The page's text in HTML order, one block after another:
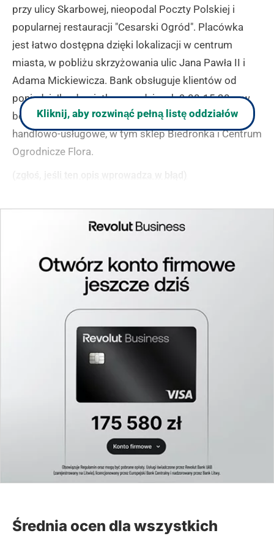
przy ulicy Skarbowej, nieopodal Poczty Polskiej i
popularnej restauracji "Cesarski Ogród". Placówka
jest łatwo dostępna dzięki lokalizacji w centrum
miasta, w pobliżu skrzyżowania ulic Jana Pawła II i
Adama Mickiewicza. Bank obsługuje klientów od
poniedziałku do piątku w godzinach 9:00-15:30, a w
bezpośrednim sąsiedztwie znajdują się liczne punkty
handlowo-usługowe, w tym sklep Biedronka i Centrum
Ogrodnicze Flora.
Bank Spółdzielczy w Żaganiu POK w
Bank Spółdzielczy w Żaganiu znajduje się przy ulicy
Sportowej, w sąsiedztwie popularnej siłowni Fitness
Club "Power Zone" oraz sklepu Biedronka. Placówka
jest dostępna dla klientów od poniedziałku do piątku
w godzinach 9:00-15:30, oferując pełen zakres usług
bankowych. Lokalizacja jest łatwo dostępna dzięki
wiele punktów handlowo-usługowych, w tym hostel i
(zgłoś, jeśli ten opis wprowadza w błąd)
Kliknij, aby rozwinąć pełną listę oddziałów
Średnia ocen dla wszystkich